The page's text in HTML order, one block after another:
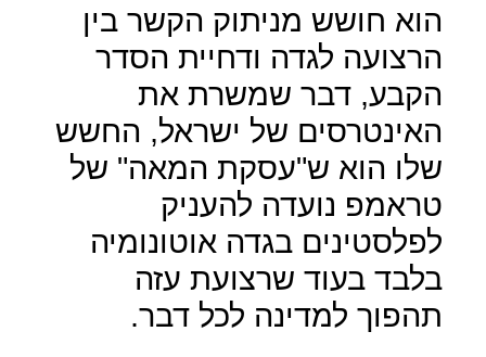
הוא חושש מניתוק הקשר בין
הרצועה לגדה ודחיית הסדר
הקבע, דבר שמשרת את
האינטרסים של ישראל, החשש
שלו הוא ש"עסקת המאה" של
טראמפ נועדה להעניק
לפלסטינים בגדה אוטונומיה
בלבד בעוד שרצועת עזה
תהפוך למדינה לכל דבר.